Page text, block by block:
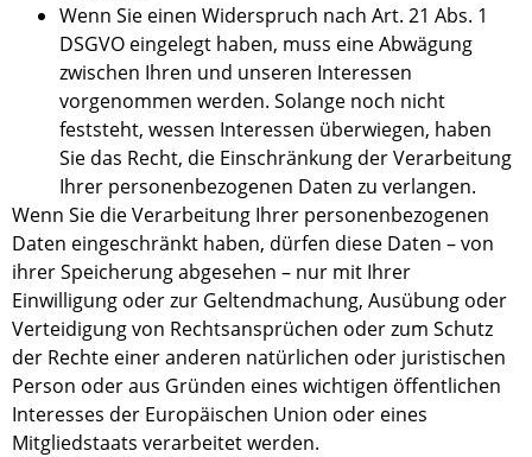
Wenn Sie einen Widerspruch nach Art. 21 Abs. 1
DSGVO eingelegt haben, muss eine Abwägung
zwischen Ihren und unseren Interessen
vorgenommen werden. Solange noch nicht
feststeht, wessen Interessen überwiegen, haben
Sie das Recht, die Einschränkung der Verarbeitung
Ihrer personenbezogenen Daten zu verlangen.
Wenn Sie die Verarbeitung Ihrer personenbezogenen
Daten eingeschränkt haben, dürfen diese Daten – von
ihrer Speicherung abgesehen – nur mit Ihrer
Einwilligung oder zur Geltendmachung, Ausübung oder
Verteidigung von Rechtsansprüchen oder zum Schutz
der Rechte einer anderen natürlichen oder juristischen
Person oder aus Gründen eines wichtigen öffentlichen
Interesses der Europäischen Union oder eines
Mitgliedstaats verarbeitet werden.